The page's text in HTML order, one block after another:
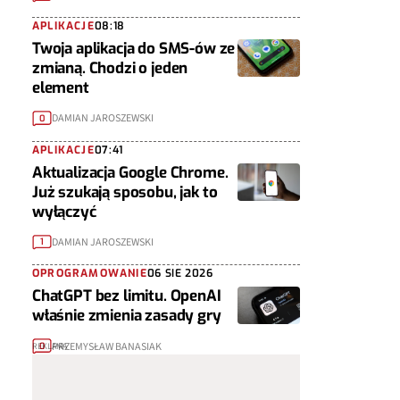
APLIKACJE08:18
Twoja aplikacja do SMS-ów ze
zmianą. Chodzi o jeden
element
0 DAMIAN JAROSZEWSKI
APLIKACJE07:41
Aktualizacja Google Chrome.
Już szukają sposobu, jak to
wyłączyć
1 DAMIAN JAROSZEWSKI
OPROGRAMOWANIE06 SIE 2026
ChatGPT bez limitu. OpenAI
właśnie zmienia zasady gry
0 PRZEMYSŁAW BANASIAK